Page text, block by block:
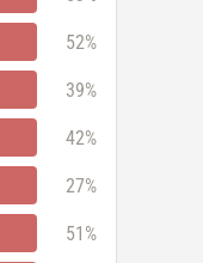
52%
39%
42%
27%
51%